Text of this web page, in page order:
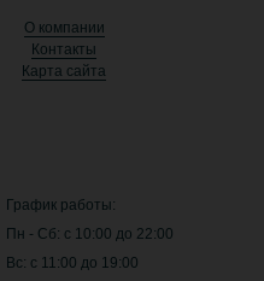
График работы:
Пн - Сб: с 10:00 до 22:00
Вс: с 11:00 до 19:00
О компании
Контакты
Карта сайта